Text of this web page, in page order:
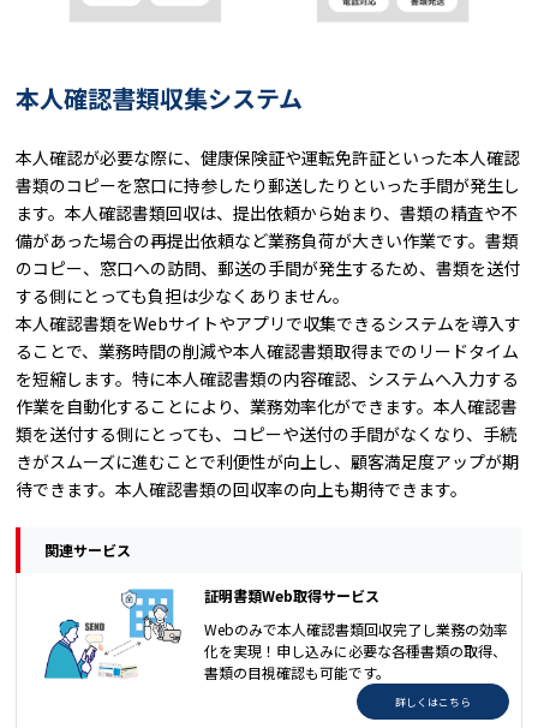
本人確認書類収集システム
本人確認が必要な際に、健康保険証や運転免許証といった本人確認
書類のコピーを窓口に持参したり郵送したりといった手間が発生し
ます。本人確認書類回収は、提出依頼から始まり、書類の精査や不
備があった場合の再提出依頼など業務負荷が大きい作業です。書類
のコピー、窓口への訪問、郵送の手間が発生するため、書類を送付
する側にとっても負担は少なくありません。
本人確認書類をWebサイトやアプリで収集できるシステムを導入す
ることで、業務時間の削減や本人確認書類取得までのリードタイム
を短縮します。特に本人確認書類の内容確認、システムへ入力する
作業を自動化することにより、業務効率化ができます。本人確認書
類を送付する側にとっても、コピーや送付の手間がなくなり、手続
きがスムーズに進むことで利便性が向上し、顧客満足度アップが期
待できます。本人確認書類の回収率の向上も期待できます。
関連サービス
証明書類Web取得サービス
Webのみで本人確認書類回収完了し業務の効率
化を実現！申し込みに必要な各種書類の取得、
書類の目視確認も可能です。
詳しくはこちら